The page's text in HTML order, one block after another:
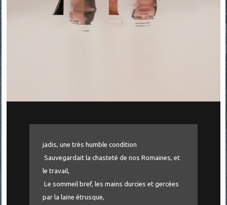
jadis, une très humble condition
Sauvegardait la chasteté de nos Romaines, et
le travail,
Le sommeil bref, les mains durcies et gercées
par la laine étrusque,